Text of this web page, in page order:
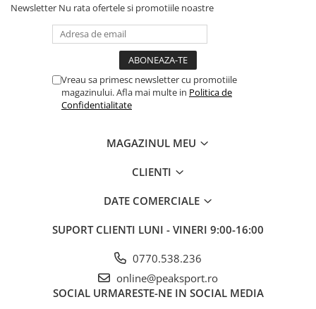
Newsletter Nu rata ofertele si promotiile noastre
Vreau sa primesc newsletter cu promotiile
magazinului. Afla mai multe in Politica de
Confidentialitate
MAGAZINUL MEU
CLIENTI
DATE COMERCIALE
SUPORT CLIENTI LUNI - VINERI 9:00-16:00
0770.538.236
online@peaksport.ro
SOCIAL URMARESTE-NE IN SOCIAL MEDIA